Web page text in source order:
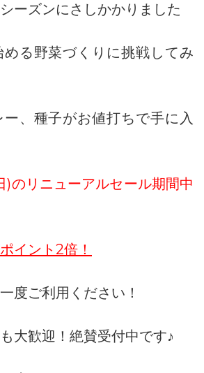
ーズンにさしかかりました
る野菜づくりに挑戦してみ
、種子がお値打ちで手に入
)のリニューアルセール期間中
ポイント2倍！
度ご利用ください！
大歓迎！絶賛受付中です♪